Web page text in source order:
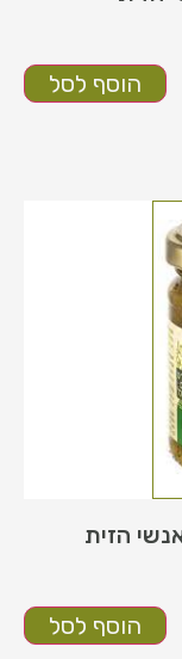
הוסף לסל
הוסף לסל